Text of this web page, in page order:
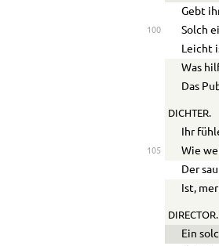
Gebt
100
Solch
Leicht
Was
Das
DICHTER.
Ihr
105
Wie
Der
Ist,
DIRECTOR.
Ein